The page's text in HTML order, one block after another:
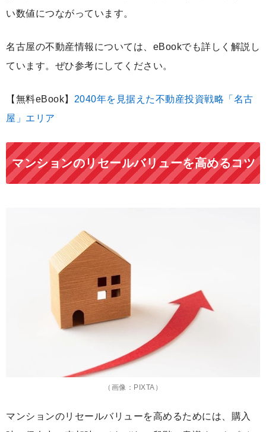
い数値につながっています。
名古屋の不動産情報については、eBookでも詳しく解説し
ています。ぜひ参考にしてください。
【無料eBook】 2040年を見据えた不動産投資戦略「名古
屋」エリア
マンションのリセールバリューを高めるコツ
（画像：PIXTA）
マンションのリセールバリューを高めるためには、購入